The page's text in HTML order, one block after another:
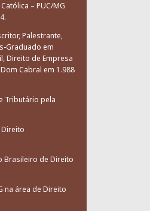
– PUC/MG
Palestrante,
Graduado em
Direito de Empresa
Cabral em 1.988
Tributário pela
Brasileiro de Direito
na área de Direito